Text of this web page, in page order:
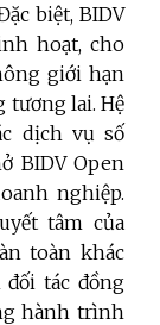
biệt, BIDV
hoạt, cho
giới hạn
tương lai. Hệ
dịch vụ số
BIDV Open
nghiệp.
tâm của
toàn khác
tác đồng
hành trình